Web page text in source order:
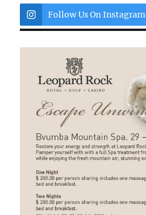
Follow Us On Instagram